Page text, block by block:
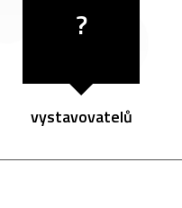
?
vystavovatelů